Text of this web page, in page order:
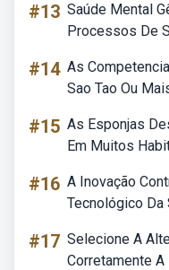
#13 Saúde Mental
Processos De
#14 As
Sao Tao Ou
#15 As Esponjas
Em Muitos
#16 A Inovação
Tecnológico Da
#17 Selecione A
Corretamente A